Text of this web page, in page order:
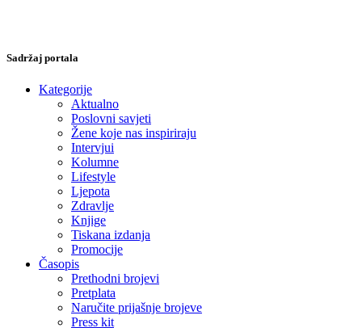
Sadržaj portala
Kategorije
Aktualno
Poslovni savjeti
Žene koje nas inspiriraju
Intervjui
Kolumne
Lifestyle
Ljepota
Zdravlje
Knjige
Tiskana izdanja
Promocije
Časopis
Prethodni brojevi
Pretplata
Naručite prijašnje brojeve
Press kit